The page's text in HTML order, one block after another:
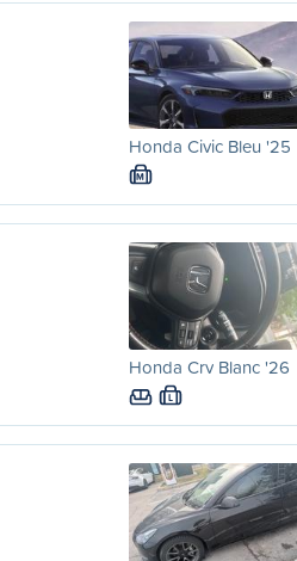
Honda Civic Bleu '25
M
Honda Crv Blanc '26
L